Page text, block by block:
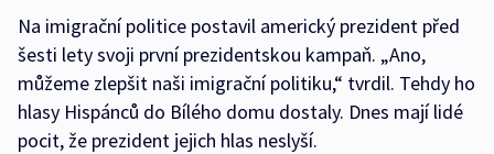
Na imigrační politice postavil americký prezident před
šesti lety svoji první prezidentskou kampaň. „Ano,
můžeme zlepšit naši imigrační politiku,“ tvrdil. Tehdy ho
hlasy Hispánců do Bílého domu dostaly. Dnes mají lidé
pocit, že prezident jejich hlas neslyší.